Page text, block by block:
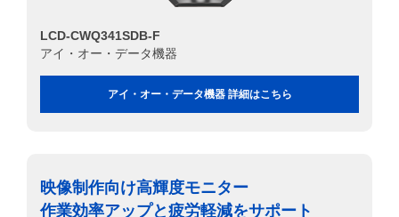
LCD-CWQ341SDB-F
アイ・オー・データ機器
アイ・オー・データ機器 詳細はこちら
映像制作向け高輝度モニター
作業効率アップと疲労軽減をサポート